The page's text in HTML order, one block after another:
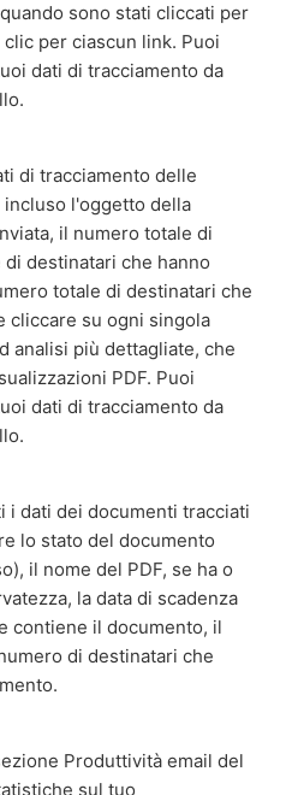
sono stati cliccati per
per ciascun link. Puoi
dati di tracciamento da
di tracciamento delle
incluso l'oggetto della
il numero totale di
destinatari che hanno
totale di destinatari che
cliccare su ogni singola
analisi più dettagliate, che
PDF. Puoi
dati di tracciamento da
i dati dei documenti tracciati
lo stato del documento
il nome del PDF, se ha o
la data di scadenza
contiene il documento, il
di destinatari che
Produttività email del
sul tuo